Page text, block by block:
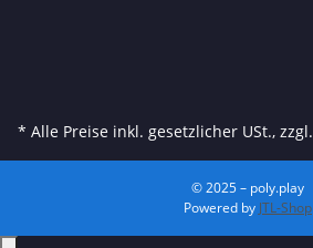
* Alle Preise inkl. gesetzlicher USt., zzgl.
© 2025 – poly.play
Powered by JTL-Shop